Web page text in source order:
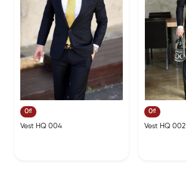
0₫
Vest HQ 004
0₫
Vest HQ 002